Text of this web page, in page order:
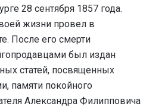
28 сентября 1857 года.
жизни провел в
После его смерти
был издан
статей, посвященных
памяти покойного
Александра Филипповича